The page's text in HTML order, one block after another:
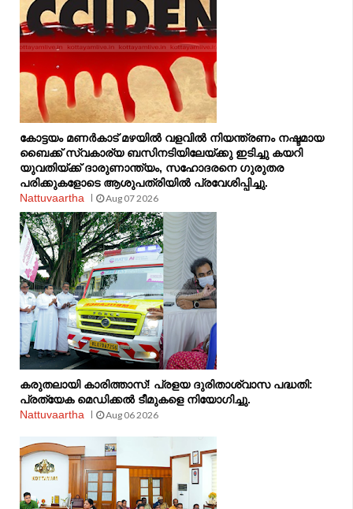
കോട്ടയം മണർകാട് മഴയിൽ വളവിൽ നിയന്ത്രണം നഷ്ടമായ
ബൈക്ക് സ്വകാര്യ ബസിനടിയിലേയ്ക്കു ഇടിച്ചു കയറി
യുവതിയ്ക്ക് ദാരുണാന്ത്യം, സഹോദരനെ ഗുരുതര
പരിക്കുകളോടെ ആശുപത്രിയിൽ പ്രവേശിപ്പിച്ചു.
Nattuvaartha
Aug 07 2026
കരുതലായി കാരിത്താസ്! പ്രളയ ദുരിതാശ്വാസ പദ്ധതി:
പ്രത്യേക മെഡിക്കൽ ടീമുകളെ നിയോഗിച്ചു.
Nattuvaartha
Aug 06 2026